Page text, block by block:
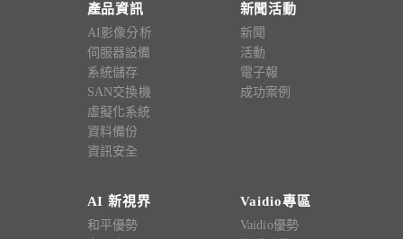
產品資訊
AI影像分析
伺服器設備
系統儲存
SAN交換機
虛擬化系統
資料備份
資訊安全
新聞活動
新聞
活動
電子報
成功案例
AI 新視界
和平優勢
Vaidio專區
Vaidio優勢